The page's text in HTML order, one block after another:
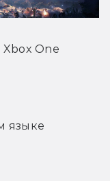
Xbox One
языке